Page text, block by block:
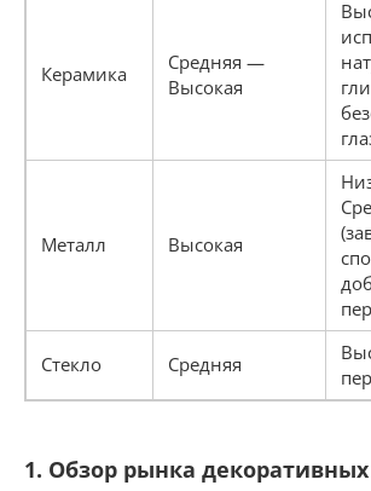
Керамика
Средняя —
Высокая
Металл Высокая
Стекло Средняя
1. Обзор рынка